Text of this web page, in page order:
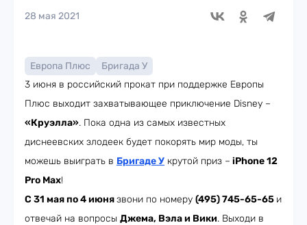
28 мая 2021
Европа Плюс
Бригада У
3 июня в российский прокат при поддержке Европы
Плюс выходит захватывающее приключение Disney –
«Круэлла». Пока одна из самых известных
диснеевских злодеек будет покорять мир моды, ты
можешь выиграть в Бригаде У крутой приз – iPhone 12
Pro Max!
С 31 мая по 4 июнязвони по номеру (495) 745-65-65 и
отвечай на вопросы Джема, Вэла и Вики. Выходи в